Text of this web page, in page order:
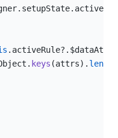
keys (attrs). length